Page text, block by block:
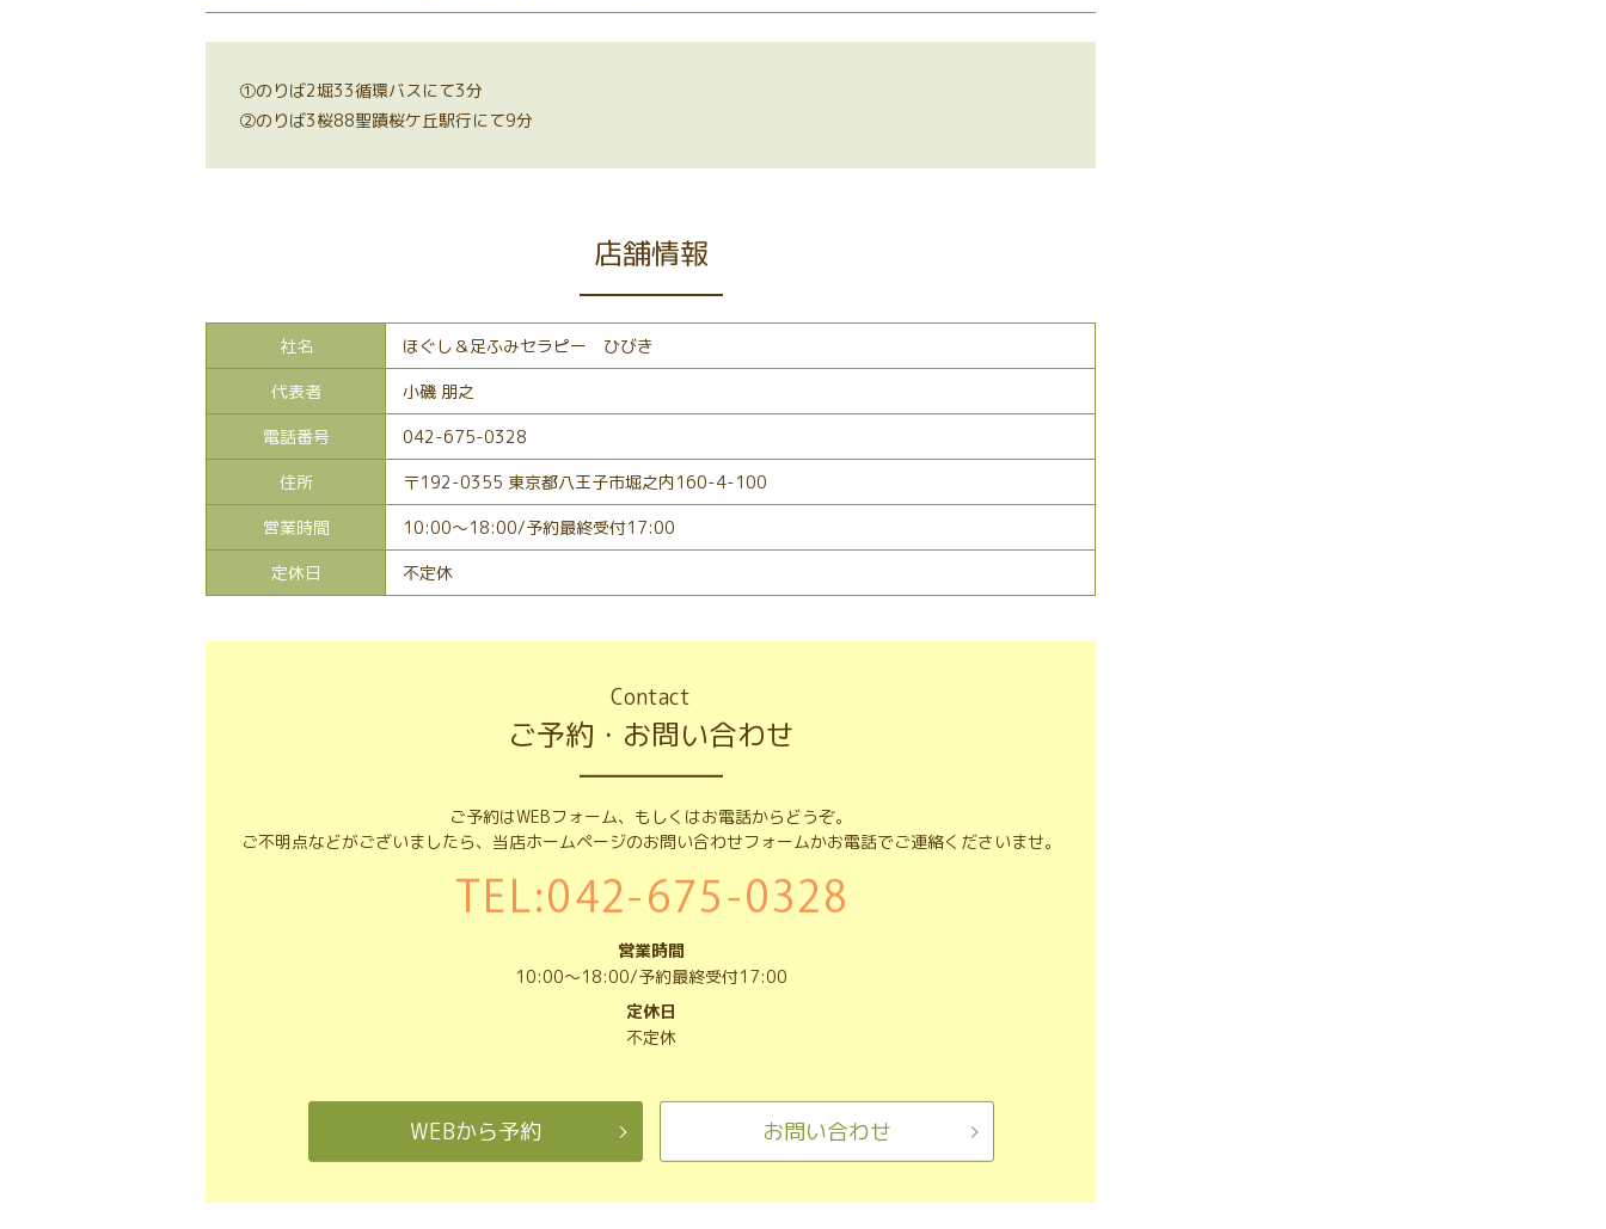
①のりば2堀33循環バスにて3分
②のりば3桜88聖蹟桜ケ丘駅行にて9分
店舗情報
社名
ほぐし＆足ふみセラピー ひびき
代表者
小磯 朋之
電話番号
042-675-0328
住所
〒192-0355 東京都八王子市堀之内160-4-100
営業時間
10:00～18:00/予約最終受付17:00
定休日
不定休
Contact
ご予約・お問い合わせ
ご予約はWEBフォーム、もしくはお電話からどうぞ。
ご不明点などがございましたら、当店ホームページのお問い合わせフォームかお電話でご連絡くださいませ。
営業時間
10:00～18:00/予約最終受付17:00
定休日
不定休
WEBから予約 お問い合わせ